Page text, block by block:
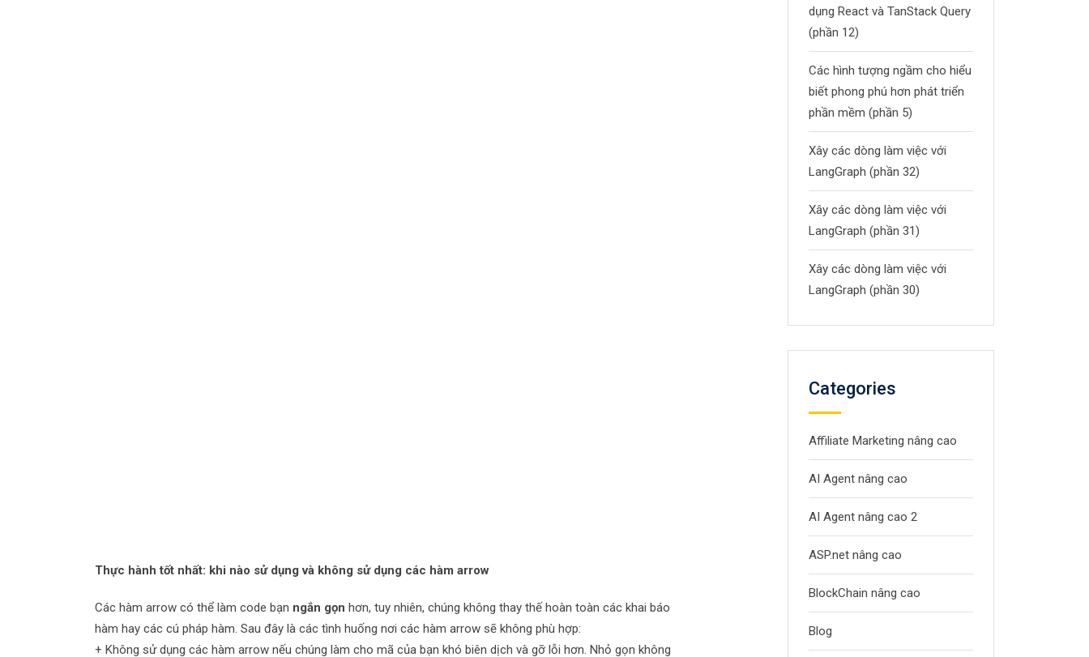
Thực hành tốt nhất: khi nào sử dụng và không sử dụng các hàm arrow
Các hàm arrow có thể làm code bạn ngắn gọn hơn, tuy nhiên, chúng không thay thế hoàn toàn các khai báo
hàm hay các cú pháp hàm. Sau đây là các tình huống nơi các hàm arrow sẽ không phù hợp:
+ Không sử dụng các hàm arrow nếu chúng làm cho mã của bạn khó biên dịch và gỡ lỗi hơn. Nhỏ gọn không
dụng React và TanStack Query
(phần 12)
Các hình tượng ngầm cho hiểu
biết phong phú hơn phát triển
phần mềm (phần 5)
Xây các dòng làm việc với
LangGraph (phần 32)
Xây các dòng làm việc với
LangGraph (phần 31)
Xây các dòng làm việc với
LangGraph (phần 30)
Categories
Affiliate Marketing nâng cao
AI Agent nâng cao
AI Agent nâng cao 2
ASP.net nâng cao
BlockChain nâng cao
Blog